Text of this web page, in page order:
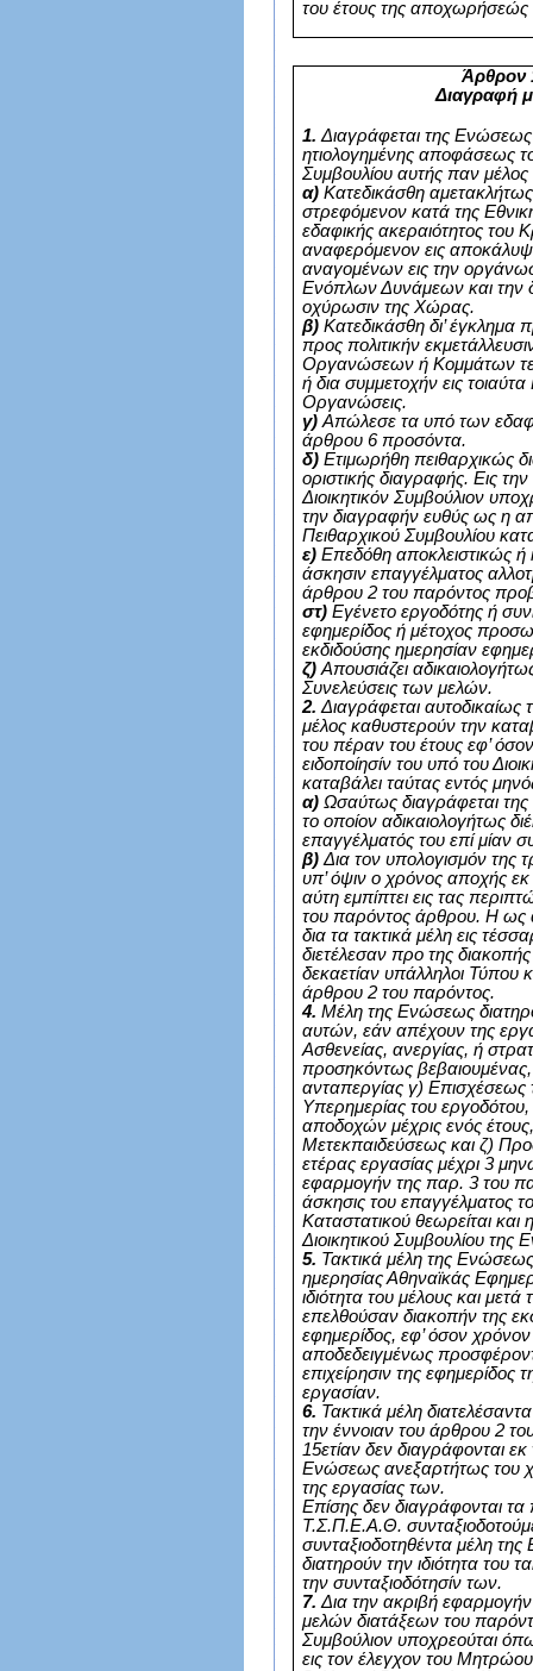
του έτους της αποχωρήσεώς
Άρθρον
Διαγραφή
1. Διαγράφεται της Ενώσεως
ητιολογημένης αποφάσεως
Συμβουλίου αυτής παν
α) Κατεδικάσθη αμετακλήτως
στρεφόμενον κατά της
εδαφικής ακεραιότητος του
αναφερόμενον εις
αναγομένων εις την
Ενόπλων Δυνάμεων και την
οχύρωσιν της Χώρας.
β) Κατεδικάσθη δι’ έγκλημα
προς πολιτικήν
Οργανώσεων ή Κομμάτων
ή δια συμμετοχήν εις
Οργανώσεις.
γ) Απώλεσε τα υπό των
άρθρου 6 προσόντα.
δ) Ετιμωρήθη πειθαρχικώς
οριστικής διαγραφής. Εις
Διοικητικόν Συμβούλιον
την διαγραφήν ευθύς ως η
Πειθαρχικού Συμβουλίου
ε) Επεδόθη αποκλειστικώς ή
άσκησιν επαγγέλματος
άρθρου 2 του παρόντος
στ) Εγένετο εργοδότης ή
εφημερίδος ή μέτοχος
εκδιδούσης ημερησίαν
ζ) Απουσιάζει
Συνελεύσεις των μελών.
2. Διαγράφεται
μέλος καθυστερούν την
του πέραν του έτους εφ’
ειδοποίησίν του υπό του
καταβάλει ταύτας εντός
α) Ωσαύτως διαγράφεται
το οποίον αδικαιολογήτως
επαγγέλματός του επί μίαν
β) Δια τον υπολογισμόν της
υπ’ όψιν ο χρόνος αποχής
αύτη εμπίπτει εις τας
του παρόντος άρθρου. Η ως
δια τα τακτικά μέλη εις
διετέλεσαν προ της
δεκαετίαν υπάλληλοι Τύπου
άρθρου 2 του παρόντος.
4. Μέλη της Ενώσεως
αυτών, εάν απέχουν της
Ασθενείας, ανεργίας, ή
προσηκόντως
ανταπεργίας γ) Επισχέσεως
Υπερημερίας του
αποδοχών μέχρις ενός
Μετεκπαιδεύσεως και ζ)
ετέρας εργασίας μέχρι 3
εφαρμογήν της παρ. 3 του
άσκησις του επαγγέλματος
Καταστατικού θεωρείται και
Διοικητικού Συμβουλίου
5. Τακτικά μέλη της
ημερησίας Αθηναϊκάς
ιδιότητα του μέλους και
επελθούσαν διακοπήν της
εφημερίδος, εφ’ όσον
αποδεδειγμένως
επιχείρησιν της εφημερίδος
εργασίαν.
6. Τακτικά μέλη
την έννοιαν του άρθρου 2
15ετίαν δεν διαγράφονται
Ενώσεως ανεξαρτήτως του
της εργασίας των.
Επίσης δεν διαγράφονται
Τ.Σ.Π.Ε.Α.Θ.
συνταξιοδοτηθέντα μέλη
διατηρούν την ιδιότητα του
την συνταξιοδότησίν των.
7. Δια την ακριβή
μελών διατάξεων του
Συμβούλιον υποχρεούται
εις τον έλεγχον του